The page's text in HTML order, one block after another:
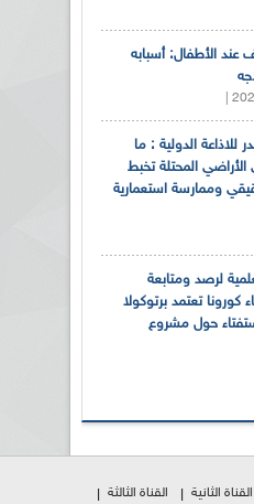
عند الأطفال: أسبابه
للاذاعة الدولية : ما
المحتلة تخبط
وممارسة استعمارية
لرصد ومتابعة
كورونا تعتمد برتوكولا
حول مشروع
القناة الثانية القناة الثالثة